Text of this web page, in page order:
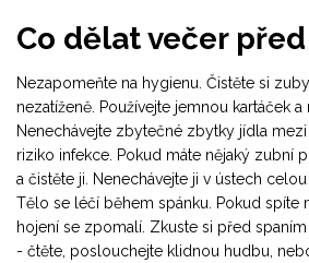
Co dělat večer
Nezapomeňte na hygienu. Čistěte si
nezatíženě. Používejte jemnou kartáček a
Nenechávejte zbytečné zbytky jídla
riziko infekce. Pokud máte nějaký zubní
a čistěte ji. Nenechávejte ji v ústech
Tělo se léčí během spánku. Pokud spíte
hojení se zpomalí. Zkuste si před
- čtěte, poslouchejte klidnou hudbu,